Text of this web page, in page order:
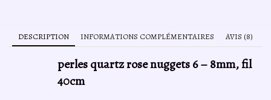
fil
40cm
DESCRIPTION INFORMATIONS COMPLÉMENTAIRES AVIS (8)
perles quartz rose nuggets 6 – 8mm, fil
40cm